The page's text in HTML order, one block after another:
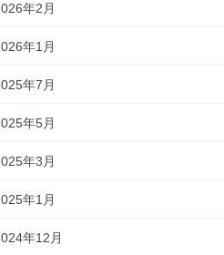
年2月
年1月
年7月
年5月
年3月
年1月
年12月